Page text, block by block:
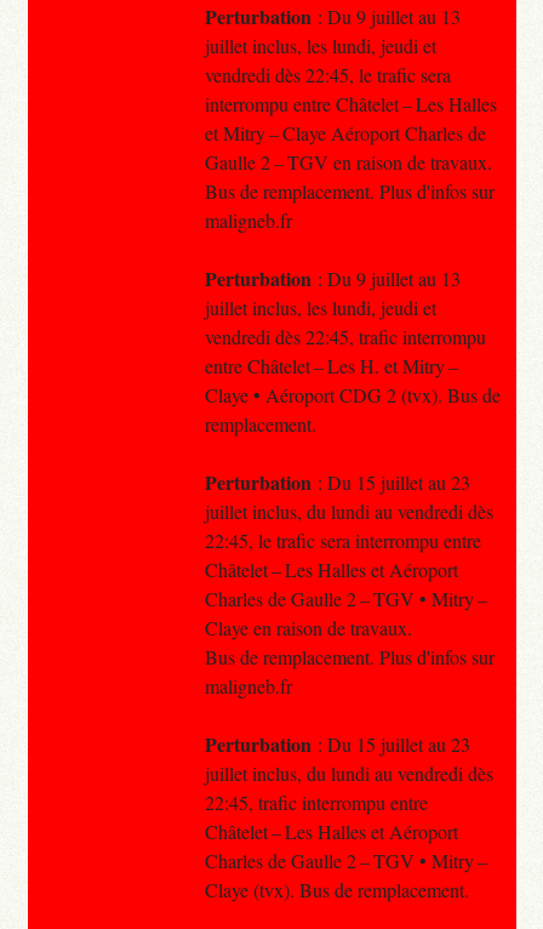
Perturbation : Du 9 juillet au 13
juillet inclus, les lundi, jeudi et
vendredi dès 22:45, le trafic sera
interrompu entre Châtelet – Les Halles
et Mitry – Claye Aéroport Charles de
Gaulle 2 – TGV en raison de travaux.
Bus de remplacement. Plus d'infos sur
maligneb.fr
Perturbation : Du 9 juillet au 13
juillet inclus, les lundi, jeudi et
vendredi dès 22:45, trafic interrompu
entre Châtelet – Les H. et Mitry –
Claye • Aéroport CDG 2 (tvx). Bus de
remplacement.
Perturbation : Du 15 juillet au 23
juillet inclus, du lundi au vendredi dès
22:45, le trafic sera interrompu entre
Châtelet – Les Halles et Aéroport
Charles de Gaulle 2 – TGV • Mitry –
Claye en raison de travaux.
Bus de remplacement. Plus d'infos sur
maligneb.fr
Perturbation : Du 15 juillet au 23
juillet inclus, du lundi au vendredi dès
22:45, trafic interrompu entre
Châtelet – Les Halles et Aéroport
Charles de Gaulle 2 – TGV • Mitry –
Claye (tvx). Bus de remplacement.